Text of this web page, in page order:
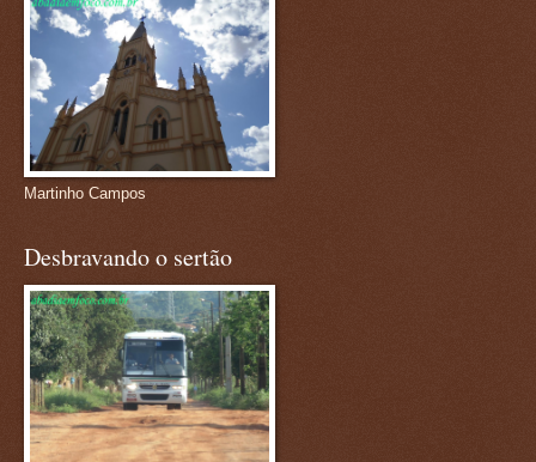
Martinho Campos
Desbravando o sertão